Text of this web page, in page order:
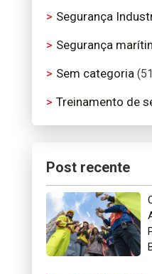
Segurança
Segurança
Sem categoria
Treinamento de
Post recente